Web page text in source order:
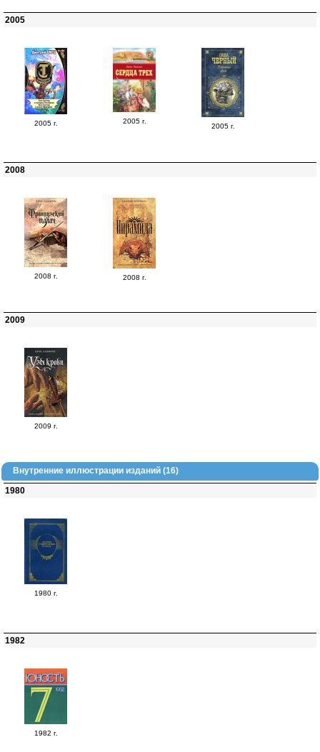
2005
2005 г. 2005 г.
2005 г.
2008
2008 г. 2008 г.
2009
2009 г.
Внутренние иллюстрации изданий (16)
1980
1980 г.
1982
1982 г.